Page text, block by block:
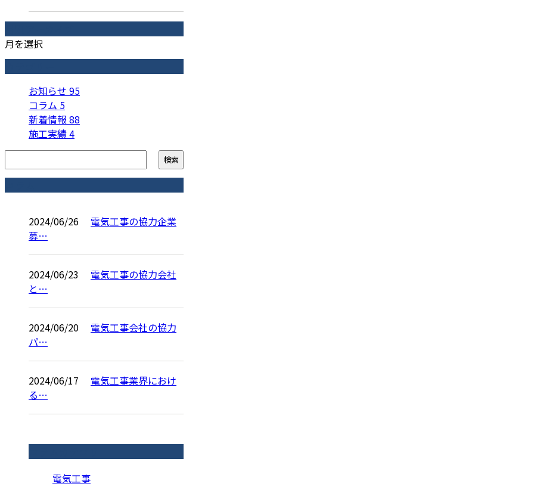
月を選択
お知らせ 95
コラム 5
新着情報 88
施工実績4
2024/06/26
電気工事の協力企業
募…
2024/06/23
電気工事の協力会社
と…
2024/06/20
電気工事会社の協力
パ…
2024/06/17
電気工事業界におけ
る…
電気工事